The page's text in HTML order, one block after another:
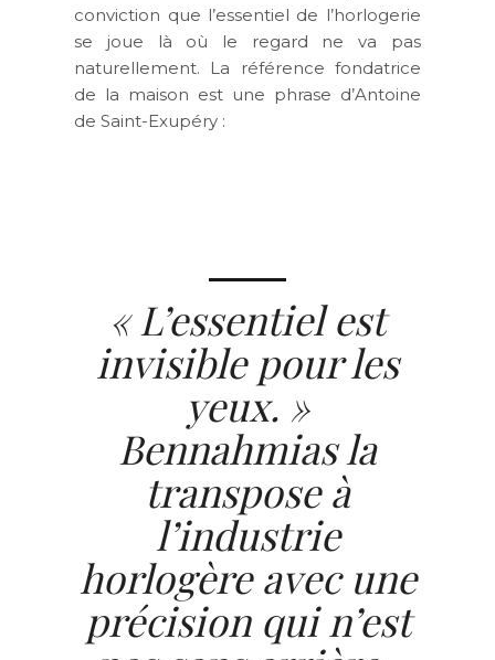
conviction que l’essentiel de l’horlogerie
se joue là où le regard ne va pas
naturellement. La référence fondatrice
de la maison est une phrase d’Antoine
de Saint-Exupéry :
« L’essentiel est
invisible pour les
yeux. »
Bennahmias la
transpose à
l’industrie
horlogère avec une
précision qui n’est